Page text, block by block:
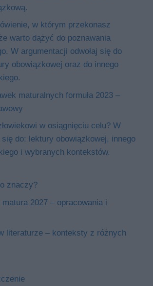
w którym przekonasz
warto dążyć do poznawania
W argumentacji odwołaj się do
obowiązkowej oraz do innego
maturalnych formuła 2023 –
w osiągnięciu celu? W
się do: lektury obowiązkowej, innego
i wybranych kontekstów.
znaczy?
2027 – opracowania i
literaturze – konteksty z różnych